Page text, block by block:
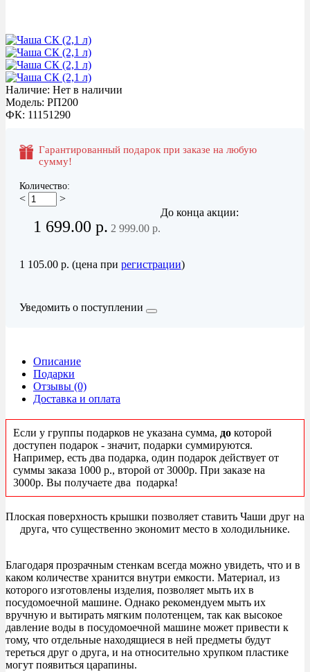
Наличие: Нет в наличии
Модель: РП200
ФК: 11151290
Гарантированный подарок при заказе на любую
сумму!
Количество:
< >
1 699.00 р. 2 999.00 р.
До конца акции:
1 105.00 р. (цена при регистрации)
Уведомить о поступлении
Описание
Подарки
Отзывы (0)
Доставка и оплата
Если у группы подарков не указана сумма, до которой
доступен подарок - значит, подарки суммируются.
Например, есть два подарка, один подарок действует от
суммы заказа 1000 р., второй от 3000р. При заказе на
3000р. Вы получаете два подарка!
Плоская поверхность крышки позволяет ставить Чаши друг на
друга, что существенно экономит место в холодильнике.
Благодаря прозрачным стенкам всегда можно увидеть, что и в
каком количестве хранится внутри емкости. Материал, из
которого изготовлены изделия, позволяет мыть их в
посудомоечной машине. Однако рекомендуем мыть их
вручную и вытирать мягким полотенцем, так как высокое
давление воды в посудомоечной машине может привести к
тому, что отдельные находящиеся в ней предметы будут
тереться друг о друга, и на относительно хрупком пластике
могут появиться царапины.